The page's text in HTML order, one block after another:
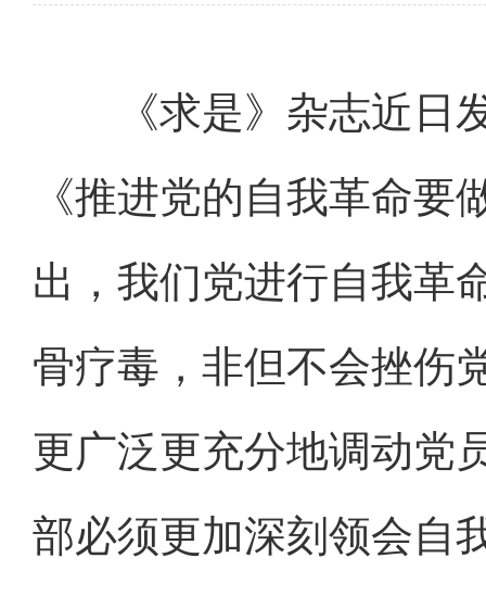
《求是》杂志近日发
《推进党的自我革命要
出，我们党进行自我革
骨疗毒，非但不会挫伤
更广泛更充分地调动党
部必须更加深刻领会自